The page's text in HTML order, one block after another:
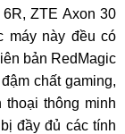
ZTE Axon 30
máy này đều có
bản RedMagic
chất gaming,
thoại thông minh
đầy đủ các tính